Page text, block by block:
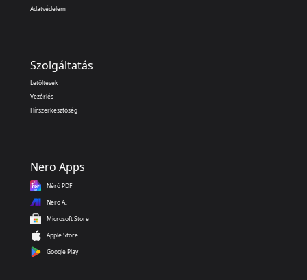
Adatvédelem
Szolgáltatás
Letöltések
Vezérlés
Hírszerkesztőség
Nero Apps
Néró PDF
Nero AI
Microsoft Store
Apple Store
Google Play